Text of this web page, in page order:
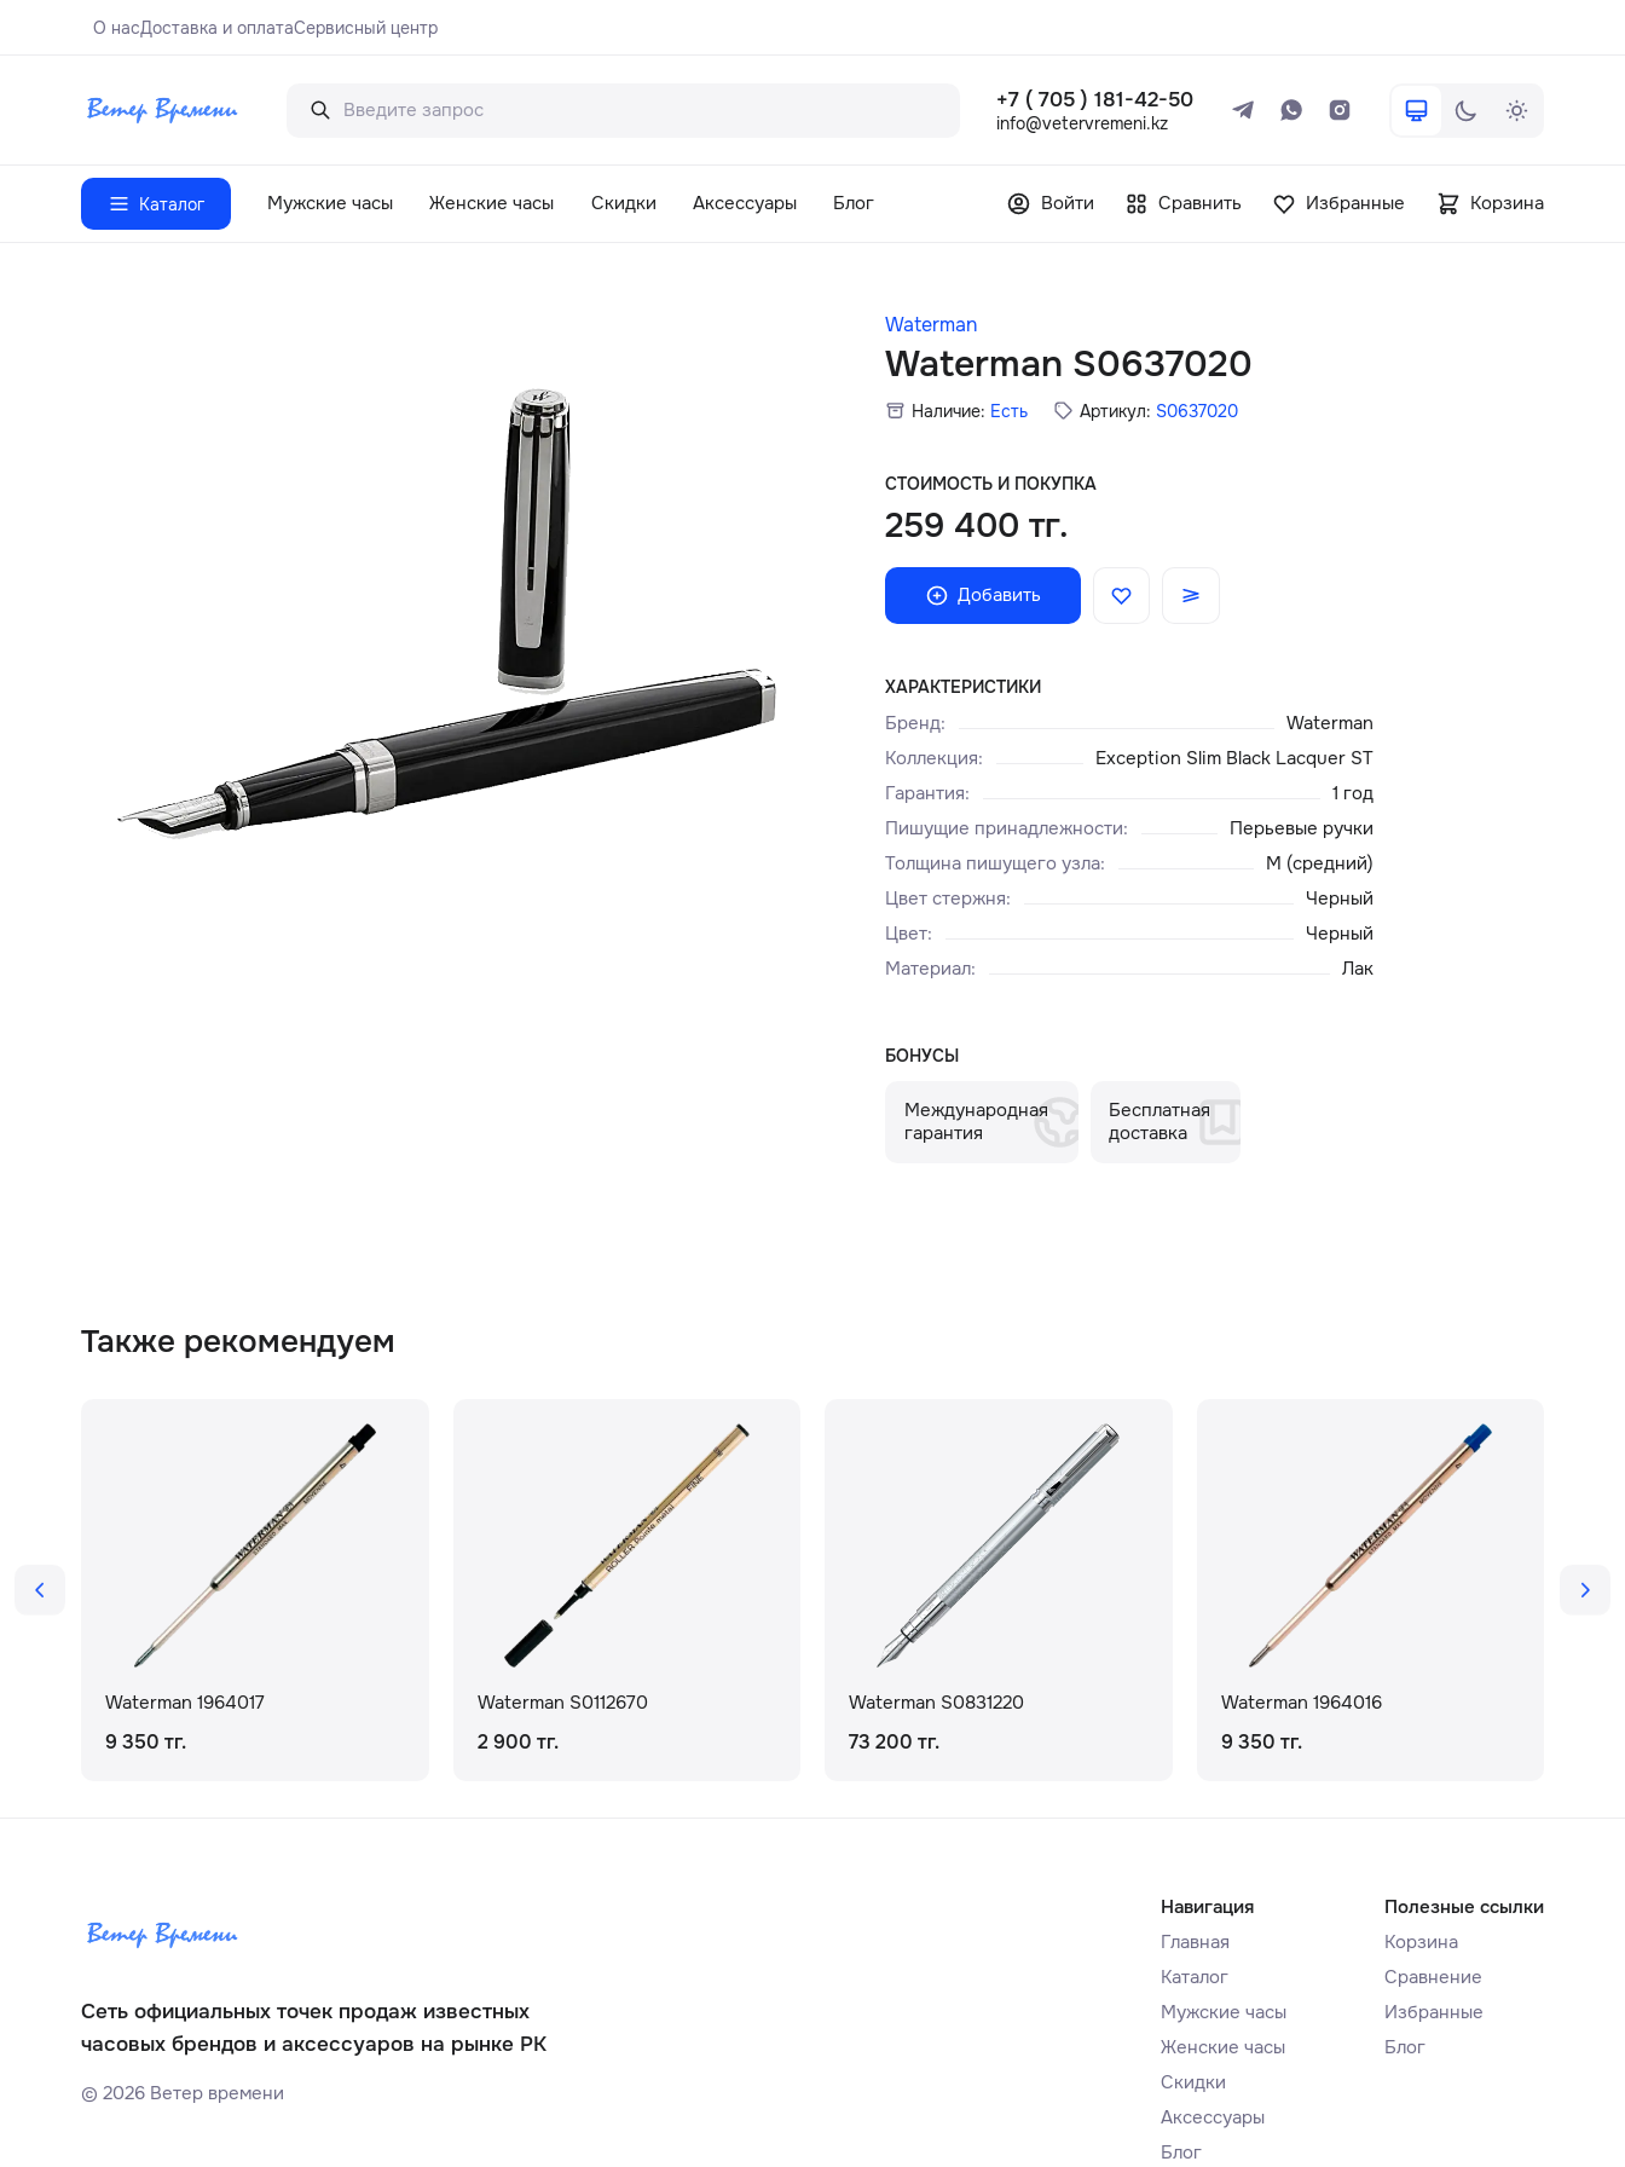
О насДоставка и оплатаСервисный центр
+7 ( 705 ) 181-42-50
info@vetervremeni.kz
Каталог Мужские часы Женские часы Скидки Аксессуары Блог Войти Сравнить Избранные Корзина
Waterman
Waterman S0637020
Наличие: Есть Артикул: S0637020
СТОИМОСТЬ И ПОКУПКА
259 400 тг.
Добавить
ХАРАКТЕРИСТИКИ
Бренд:
Waterman
Коллекция:
Exception Slim Black Lacquer ST
Гарантия:
1 год
Пишущие принадлежности:
Перьевые ручки
Толщина пишущего узла:
M (средний)
Цвет стержня:
Черный
Цвет:
Черный
Материал: Лак
БОНУСЫ
Международная
гарантия
Бесплатная
доставка
Также рекомендуем
Waterman 1964017
9 350 тг.
Waterman S0112670
2 900 тг.
Waterman S0831220
73 200 тг.
Waterman 1964016
9 350 тг.
Сеть официальных точек продаж известных
часовых брендов и аксессуаров на рынке РК
©2026 Ветер времени
Навигация
Главная
Каталог
Мужские часы
Женские часы
Скидки
Аксессуары
Блог
Полезные ссылки
Корзина
Сравнение
Избранные
Блог
+7 ( 705 ) 181-42-50
Каталог
Главная
Доставка и оплата